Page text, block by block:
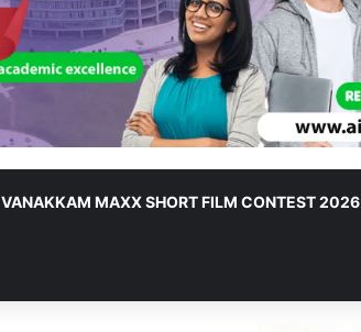
VANAKKAM MAXX SHORT FILM CONTEST 2026